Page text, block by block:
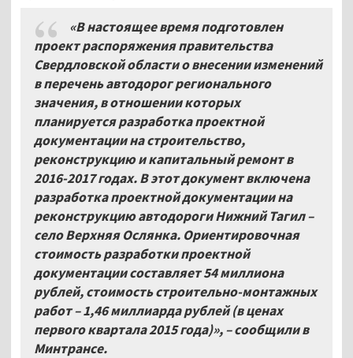
«В настоящее время подготовлен
проект распоряжения правительства
Свердловской области о внесении изменений
в перечень автодорог регионального
значения, в отношении которых
планируется разработка проектной
документации на строительство,
реконструкцию и капитальный ремонт в
2016-2017 годах. В этот документ включена
разработка проектной документации на
реконструкцию автодороги Нижний Тагил –
село Верхняя Ослянка. Ориентировочная
стоимость разработки проектной
документации составляет 54 миллиона
рублей, стоимость строительно-монтажных
работ – 1,46 миллиарда рублей (в ценах
первого квартала 2015 года)», – сообщили в
Минтрансе.